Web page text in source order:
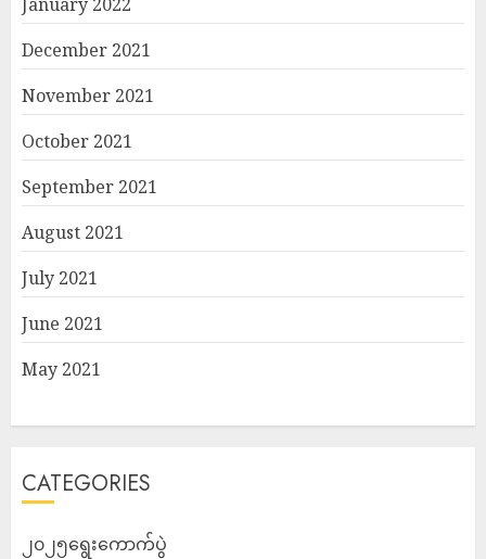
December 2021
November 2021
October 2021
September 2021
August 2021
July 2021
June 2021
May 2021
CATEGORIES
၂၀၂၅ရွေးကောက်ပွဲ